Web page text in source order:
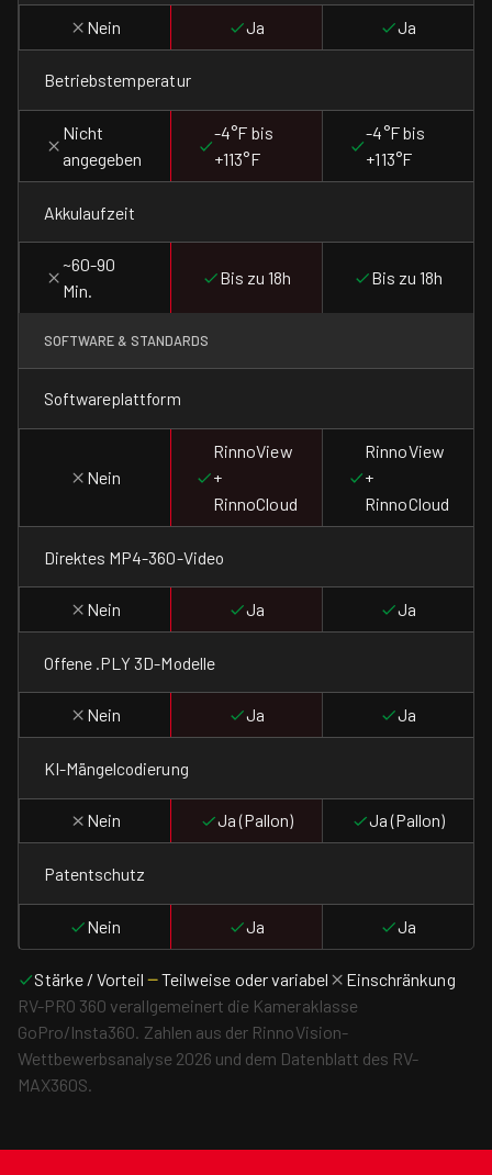
Nein Ja Ja
Betriebstemperatur
Nicht
angegeben
-4°F bis
+113°F
-4°F bis
+113°F
Akkulaufzeit
~60-90
Min.
Bis zu 18h Bis zu 18h
SOFTWARE & STANDARDS
Softwareplattform
Nein
RinnoView
+
RinnoCloud
RinnoView
+
RinnoCloud
Direktes MP4-360-Video
Nein Ja Ja
Offene .PLY 3D-Modelle
Nein Ja Ja
KI-Mängelcodierung
Nein Ja (Pallon) Ja (Pallon)
Patentschutz
Nein Ja Ja
Stärke / Vorteil Teilweise oder variabel
Einschränkung
RV-PRO 360 verallgemeinert die Kameraklasse
GoPro/Insta360. Zahlen aus der RinnoVision-
Wettbewerbsanalyse 2026 und dem Datenblatt des RV-
MAX360S.